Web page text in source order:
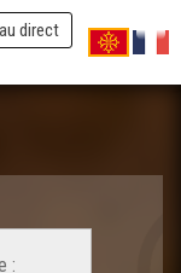
direct
: